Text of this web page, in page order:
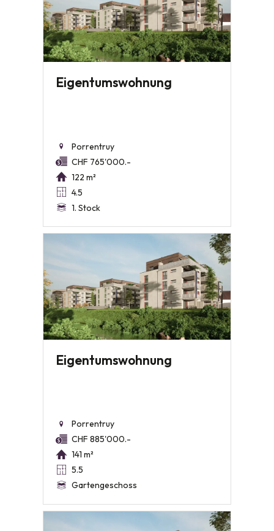
Eigentumswohnung
Porrentruy
CHF 765'000.-
122 m²
4.5
1. Stock
Eigentumswohnung
Porrentruy
CHF 885'000.-
141 m²
5.5
Gartengeschoss